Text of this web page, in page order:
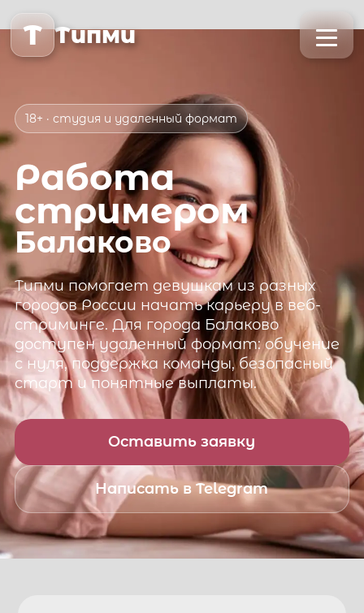
T Типми
18+ · студия и удаленный формат
Работа
стримером
Балаково
Типмипомогает девушкам из разных
городов России начать карьеру в веб-
стриминге. Для города Балаково
доступен удаленный формат: обучение
с нуля, поддержка команды, безопасный
старт и понятные выплаты.
Оставить заявку
Написать в Telegram